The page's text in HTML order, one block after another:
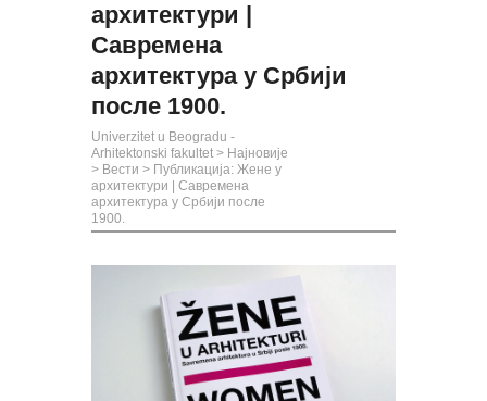
архитектури |
Савремена
архитектура у Србији
после 1900.
Univerzitet u Beogradu -
Arhitektonski fakultet > Најновије
> Вести > Публикација: Жене у
архитектури | Савремена
архитектура у Србији после
1900.